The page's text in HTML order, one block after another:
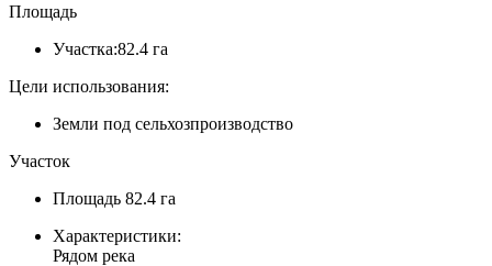
Площадь
Участка:82.4 га
Цели использования:
Земли под сельхозпроизводство
Участок
Площадь 82.4 га
Характеристики:
Рядом река